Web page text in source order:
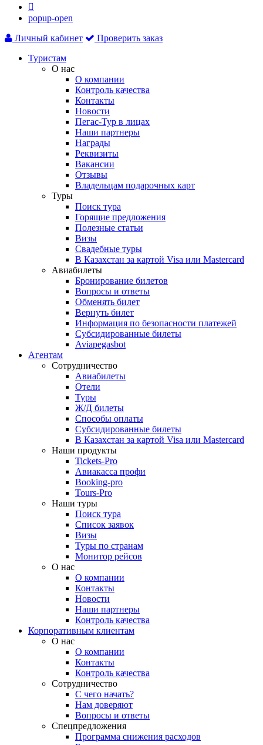

popup-open
Личный кабинет
Проверить заказ
Туристам
О нас
О компании
Контроль качества
Контакты
Новости
Пегас-Тур в лицах
Наши партнеры
Награды
Реквизиты
Вакансии
Отзывы
Владельцам подарочных карт
Туры
Поиск тура
Горящие предложения
Полезные статьи
Визы
Свадебные туры
В Казахстан за картой Visa или Masterсard
Авиабилеты
Бронирование билетов
Вопросы и ответы
Обменять билет
Вернуть билет
Информация по безопасности платежей
Субсидированные билеты
Aviapegasbot
Агентам
Сотрудничество
Авиабилеты
Отели
Туры
Ж/Д билеты
Способы оплаты
Субсидированные билеты
В Казахстан за картой Visa или Masterсard
Наши продукты
Tickets-Pro
Авиакасса профи
Booking-pro
Tours-Pro
Наши туры
Поиск тура
Список заявок
Визы
Туры по странам
Монитор рейсов
О нас
О компании
Контакты
Новости
Наши партнеры
Контроль качества
Корпоративным клиентам
О нас
О компании
Контакты
Контроль качества
Сотрудничество
С чего начать?
Нам доверяют
Вопросы и ответы
Спецпредложения
Программа снижения расходов